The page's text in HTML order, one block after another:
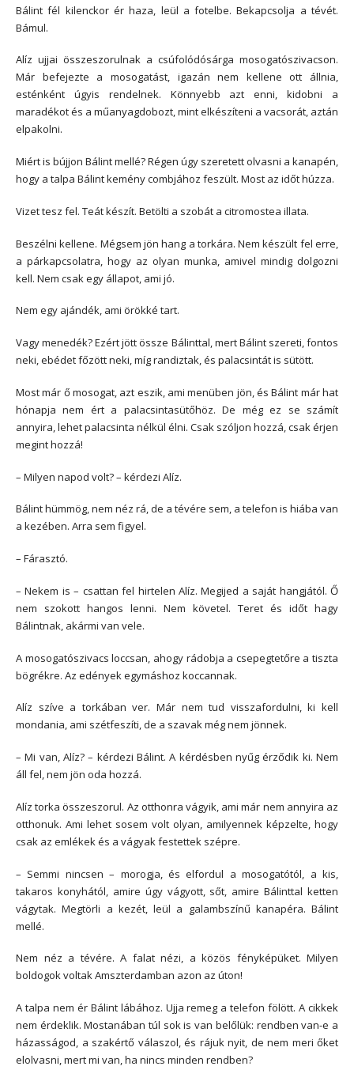
Bálint fél kilenckor ér haza, leül a fotelbe. Bekapcsolja a tévét.
Bámul.
Alíz ujjai összeszorulnak a csúfolódósárga mosogatószivacson.
Már befejezte a mosogatást, igazán nem kellene ott állnia,
esténként úgyis rendelnek. Könnyebb azt enni, kidobni a
maradékot és a műanyagdobozt, mint elkészíteni a vacsorát, aztán
elpakolni.
Miért is bújjon Bálint mellé? Régen úgy szeretett olvasni a kanapén,
hogy a talpa Bálint kemény combjához feszült. Most az időt húzza.
Vizet tesz fel. Teát készít. Betölti a szobát a citromostea illata.
Beszélni kellene. Mégsem jön hang a torkára. Nem készült fel erre,
a párkapcsolatra, hogy az olyan munka, amivel mindig dolgozni
kell. Nem csak egy állapot, ami jó.
Nem egy ajándék, ami örökké tart.
Vagy menedék? Ezért jött össze Bálinttal, mert Bálint szereti, fontos
neki, ebédet főzött neki, míg randiztak, és palacsintát is sütött.
Most már ő mosogat, azt eszik, ami menüben jön, és Bálint már hat
hónapja nem ért a palacsintasütőhöz. De még ez se számít
annyira, lehet palacsinta nélkül élni. Csak szóljon hozzá, csak érjen
megint hozzá!
– Milyen napod volt? – kérdezi Alíz.
Bálint hümmög, nem néz rá, de a tévére sem, a telefon is hiába van
a kezében. Arra sem figyel.
– Fárasztó.
– Nekem is – csattan fel hirtelen Alíz. Megijed a saját hangjától. Ő
nem szokott hangos lenni. Nem követel. Teret és időt hagy
Bálintnak, akármi van vele.
A mosogatószivacs loccsan, ahogy rádobja a csepegtetőre a tiszta
bögrékre. Az edények egymáshoz koccannak.
Alíz szíve a torkában ver. Már nem tud visszafordulni, ki kell
mondania, ami szétfeszíti, de a szavak még nem jönnek.
– Mi van, Alíz? – kérdezi Bálint. A kérdésben nyűg érződik ki. Nem
áll fel, nem jön oda hozzá.
Alíz torka összeszorul. Az otthonra vágyik, ami már nem annyira az
otthonuk. Ami lehet sosem volt olyan, amilyennek képzelte, hogy
csak az emlékek és a vágyak festettek szépre.
– Semmi nincsen – morogja, és elfordul a mosogatótól, a kis,
takaros konyhától, amire úgy vágyott, sőt, amire Bálinttal ketten
vágytak. Megtörli a kezét, leül a galambszínű kanapéra. Bálint
mellé.
Nem néz a tévére. A falat nézi, a közös fényképüket. Milyen
boldogok voltak Amszterdamban azon az úton!
A talpa nem ér Bálint lábához. Ujja remeg a telefon fölött. A cikkek
nem érdeklik. Mostanában túl sok is van belőlük: rendben van-e a
házasságod, a szakértő válaszol, és rájuk nyit, de nem meri őket
elolvasni, mert mi van, ha nincs minden rendben?